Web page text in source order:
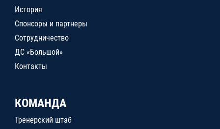
История
Спонсоры и партнеры
Сотрудничество
ДС «Большой»
Контакты
КОМАНДА
Тренерский штаб